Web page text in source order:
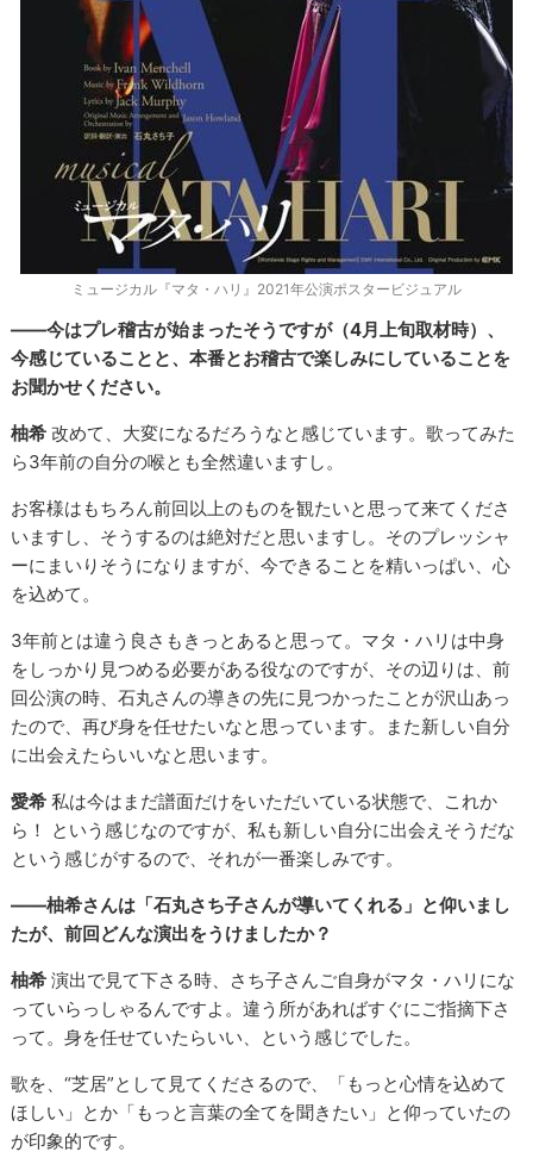
ミュージカル『マタ・ハリ』2021年公演ポスタービジュアル
――今はプレ稽古が始まったそうですが（4月上旬取材時）、
今感じていることと、本番とお稽古で楽しみにしていることを
お聞かせください。
柚希 改めて、大変になるだろうなと感じています。歌ってみた
ら3年前の自分の喉とも全然違いますし。
お客様はもちろん前回以上のものを観たいと思って来てくださ
いますし、そうするのは絶対だと思いますし。そのプレッシャ
ーにまいりそうになりますが、今できることを精いっぱい、心
を込めて。
3年前とは違う良さもきっとあると思って。マタ・ハリは中身
をしっかり見つめる必要がある役なのですが、その辺りは、前
回公演の時、石丸さんの導きの先に見つかったことが沢山あっ
たので、再び身を任せたいなと思っています。また新しい自分
に出会えたらいいなと思います。
愛希 私は今はまだ譜面だけをいただいている状態で、これか
ら！ という感じなのですが、私も新しい自分に出会えそうだな
という感じがするので、それが一番楽しみです。
――柚希さんは「石丸さち子さんが導いてくれる」と仰いまし
たが、前回どんな演出をうけましたか？
柚希 演出で見て下さる時、さち子さんご自身がマタ・ハリにな
っていらっしゃるんですよ。違う所があればすぐにご指摘下さ
って。身を任せていたらいい、という感じでした。
歌を、“芝居”として見てくださるので、「もっと心情を込めて
ほしい」とか「もっと言葉の全てを聞きたい」と仰っていたの
が印象的です。